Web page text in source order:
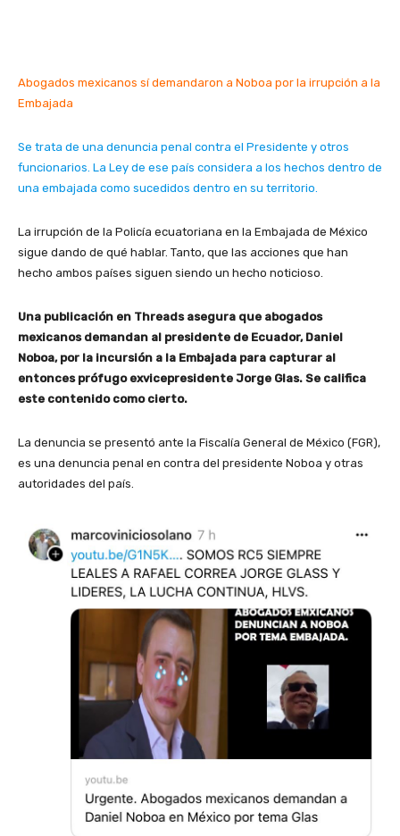
Abogados mexicanos sí demandaron a Noboa por la irrupción a la
Embajada
Se trata de una denuncia penal contra el Presidente y otros
funcionarios. La Ley de ese país considera a los hechos dentro de
una embajada como sucedidos dentro en su territorio.
La irrupción de la Policía ecuatoriana en la Embajada de México
sigue dando de qué hablar. Tanto, que las acciones que han
hecho ambos países siguen siendo un hecho noticioso.
Una publicación en Threads asegura que abogados
mexicanos demandan al presidente de Ecuador, Daniel
Noboa, por la incursión a la Embajada para capturar al
entonces prófugo exvicepresidente Jorge Glas. Se califica
este contenido como cierto.
La denuncia se presentó ante la Fiscalía General de México (FGR),
es una denuncia penal en contra del presidente Noboa y otras
autoridades del país.